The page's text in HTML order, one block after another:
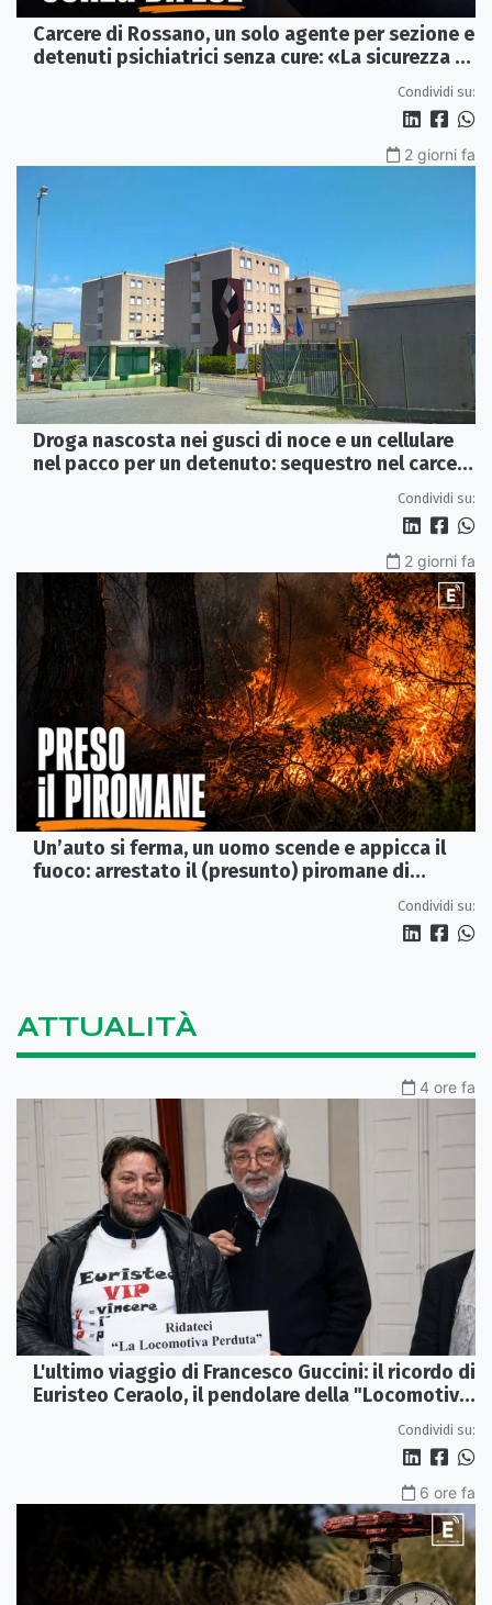
Carcere di Rossano, un solo agente per sezione e
detenuti psichiatrici senza cure: «La sicurezza è
Condividi su:
2 giorni fa
Droga nascosta nei gusci di noce e un cellulare
nel pacco per un detenuto: sequestro nel carcere
Condividi su:
2 giorni fa
Un’auto si ferma, un uomo scende e appicca il
fuoco: arrestato il (presunto) piromane di
Condividi su:
ATTUALITÀ
4 ore fa
L'ultimo viaggio di Francesco Guccini: il ricordo di
Euristeo Ceraolo, il pendolare della "Locomotiva
Condividi su:
6 ore fa